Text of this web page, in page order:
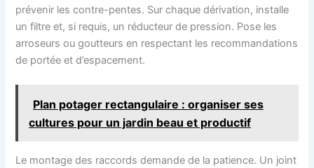
prévenir les contre-pentes. Sur chaque dérivation, installe
un filtre et, si requis, un réducteur de pression. Pose les
arroseurs ou goutteurs en respectant les recommandations
de portée et d’espacement.
Plan potager rectangulaire : organiser ses
cultures pour un jardin beau et productif
Le montage des raccords demande de la patience. Un joint